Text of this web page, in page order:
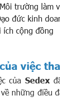
trường làm
đức kinh
ích cộng đồng
việc t
của Sedex
những điều